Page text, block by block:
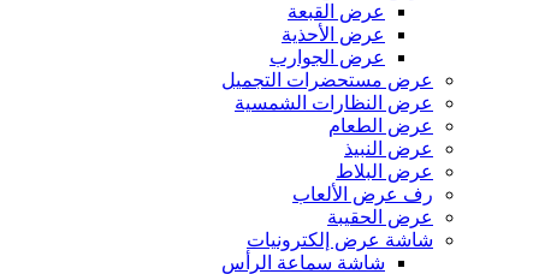
عرض القبعة
عرض الأحذية
عرض الجوارب
عرض مستحضرات التجميل
عرض النظارات الشمسية
عرض الطعام
عرض النبيذ
عرض البلاط
رف عرض الألعاب
عرض الحقيبة
شاشة عرض إلكترونيات
شاشة سماعة الرأس